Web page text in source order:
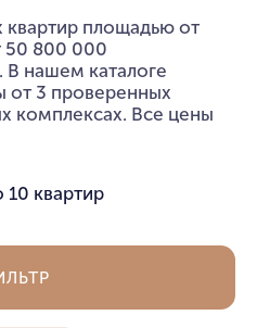
квартир площадью от
50 800 000
нашем каталоге
от 3 проверенных
комплексах. Все цены
10 квартир